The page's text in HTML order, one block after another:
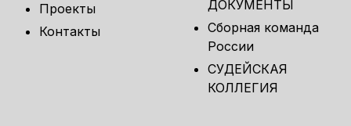
Проекты
Контакты
ДОКУМЕНТЫ
Сборная команда
России
СУДЕЙСКАЯ
КОЛЛЕГИЯ